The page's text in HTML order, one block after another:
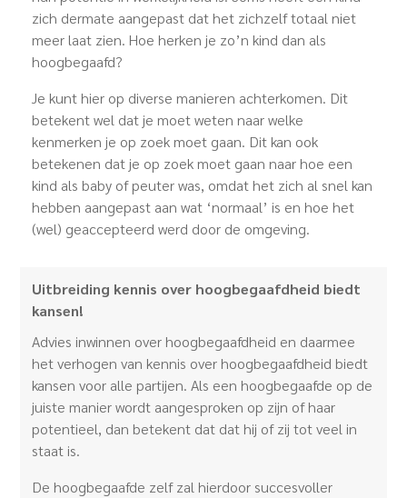
zich dermate aangepast dat het zichzelf totaal niet
meer laat zien. Hoe herken je zo’n kind dan als
hoogbegaafd?
Je kunt hier op diverse manieren achterkomen. Dit
betekent wel dat je moet weten naar welke
kenmerken je op zoek moet gaan. Dit kan ook
betekenen dat je op zoek moet gaan naar hoe een
kind als baby of peuter was, omdat het zich al snel kan
hebben aangepast aan wat ‘normaal’ is en hoe het
(wel) geaccepteerd werd door de omgeving.
Uitbreiding kennis over hoogbegaafdheid biedt
kansen!
Advies inwinnen over hoogbegaafdheid en daarmee
het verhogen van kennis over hoogbegaafdheid biedt
kansen voor alle partijen. Als een hoogbegaafde op de
juiste manier wordt aangesproken op zijn of haar
potentieel, dan betekent dat dat hij of zij tot veel in
staat is.
De hoogbegaafde zelf zal hierdoor succesvoller